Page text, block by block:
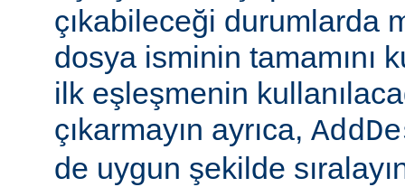
çıkabileceği durumlarda
dosya isminin tamamını
ilk eşleşmenin
çıkarmayın ayrıca,
de uygun şekilde